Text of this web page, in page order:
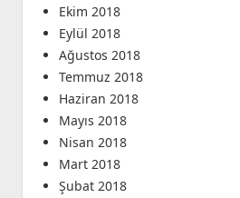
Ekim 2018
Eylül 2018
Ağustos 2018
Temmuz 2018
Haziran 2018
Mayıs 2018
Nisan 2018
Mart 2018
Şubat 2018